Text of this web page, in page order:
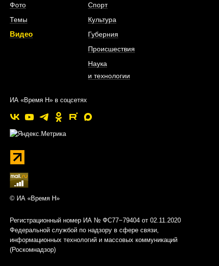
Фото
Темы
Видео
Спорт
Культура
Губерния
Происшествия
Наука
и технологии
ИА «Время Н» в соцсетях
© ИА «Время Н»
Регистрационный номер ИА № ФС77−79404 от 02.11.2020
Федеральной службой по надзору в сфере связи,
информационных технологий и массовых коммуникаций
(Роскомнадзор)